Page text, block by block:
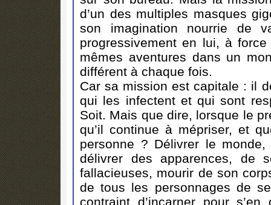
d’un des multiples masques
son imagination nourrie de
progressivement en lui, à
mêmes aventures dans un
différent à chaque fois.
Car sa mission est capitale : il
qui les infectent et qui sont
Soit. Mais que dire, lorsque le
qu’il continue à mépriser, et
personne ? Délivrer le monde,
délivrer des apparences, de
fallacieuses, mourir de son
de tous les personnages de
contraint d’incarner pour